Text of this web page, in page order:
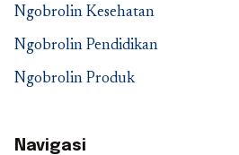
Ngobrolin Kesehatan
Ngobrolin Pendidikan
Ngobrolin Produk
Navigasi